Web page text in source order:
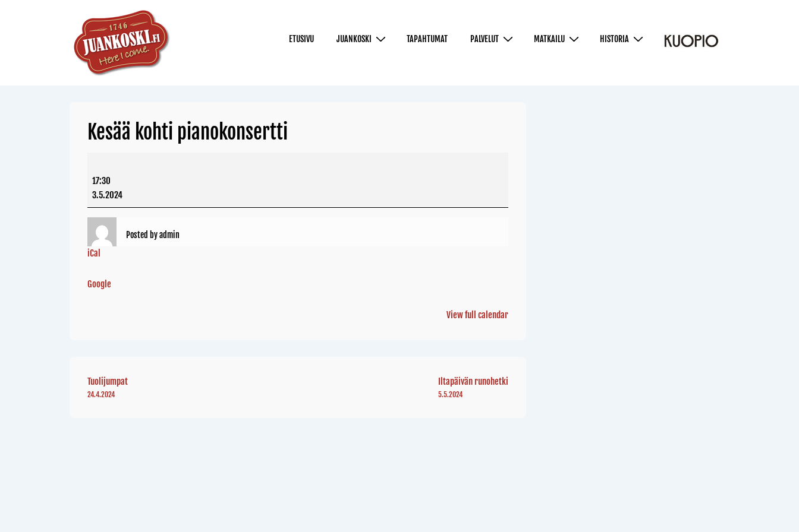
ETUSIVU JUANKOSKI TAPAHTUMAT PALVELUT MATKAILU HISTORIA
Kesää kohti pianokonsertti
17:30
3.5.2024
Posted byadmin
iCal
Google
View full calendar
Tuolijumpat
24.4.2024
Iltapäivän runohetki
5.5.2024